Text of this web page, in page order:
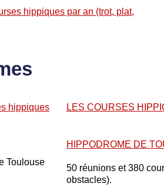
hippiques par an (trot, plat,
LES COURSES
HIPPODROME DE
50 réunions et 380
obstacles).